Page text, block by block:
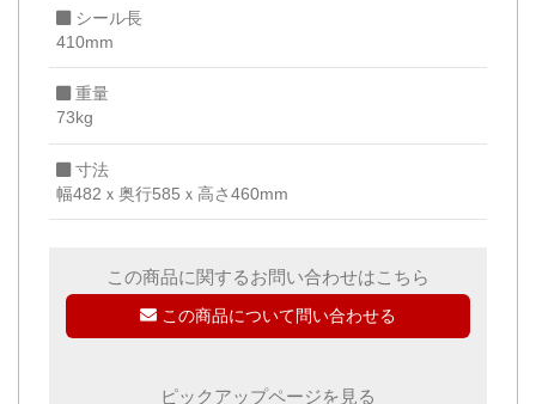
シール長
410mm
重量
73kg
寸法
幅482ｘ奥行585ｘ高さ460mm
この商品に関するお問い合わせはこちら
この商品について問い合わせる
ピックアップページを見る